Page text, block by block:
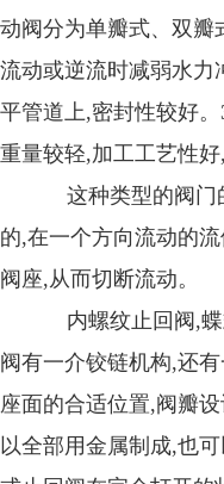
动阀分为单瓣式、双瓣
流动或逆流时减弱水力
平管道上,密封性较好
重量较轻,加工工艺性好
这种类型的阀门
的,在一个方向流动的
阀座,从而切断流动。
内螺纹止回阀,蝶
阀有一介铰链机构,还
座面的合适位置,阀瓣
以全部用金属制成,也